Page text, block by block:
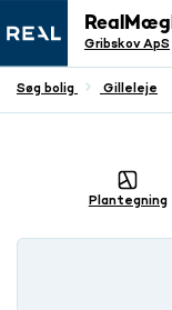
Gribskov ApS
Søg bolig Gilleleje
Plantegning